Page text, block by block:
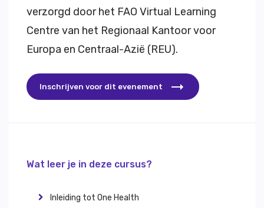
verzorgd door het FAO Virtual Learning
Centre van het Regionaal Kantoor voor
Europa en Centraal-Azië (REU).
Inschrijven voor dit evenement
Wat leer je in deze cursus?
Inleiding tot One Health